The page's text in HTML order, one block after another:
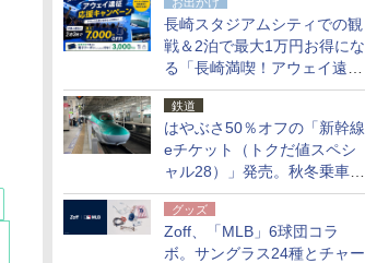
長崎スタジアムシティでの観
戦＆2泊で最大1万円お得にな
る「長崎満喫！アウェイ遠征
応援キャンペーン」
鉄道
はやぶさ50％オフの「新幹線
eチケット（トクだ値スペシ
ャル28）」発売。秋冬乗車
分、えきねっと限定
グッズ
Zoff、「MLB」6球団コラ
ボ。サングラス24種とチャー